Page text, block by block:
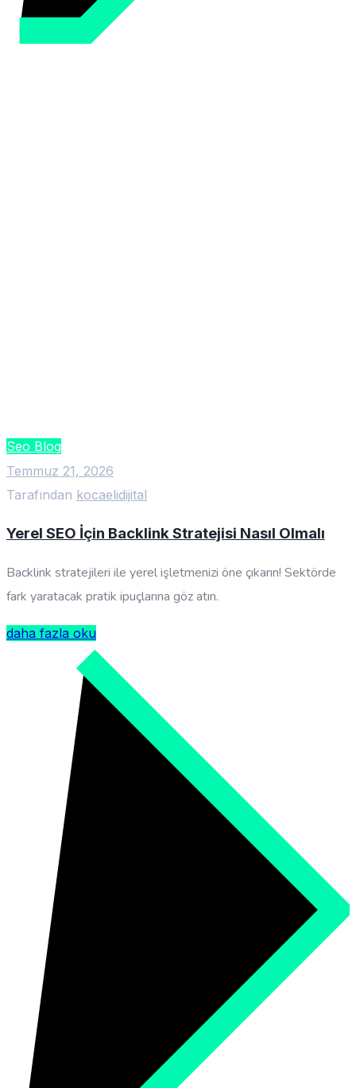
Seo Blog
Temmuz 21, 2026
Tarafından kocaelidijital
Yerel SEO İçin Backlink Stratejisi Nasıl Olmalı
Backlink stratejileri ile yerel işletmenizi öne çıkarın! Sektörde
fark yaratacak pratik ipuçlarına göz atın.
daha fazla oku